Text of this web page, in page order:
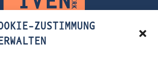
ZUSTIMMUNG